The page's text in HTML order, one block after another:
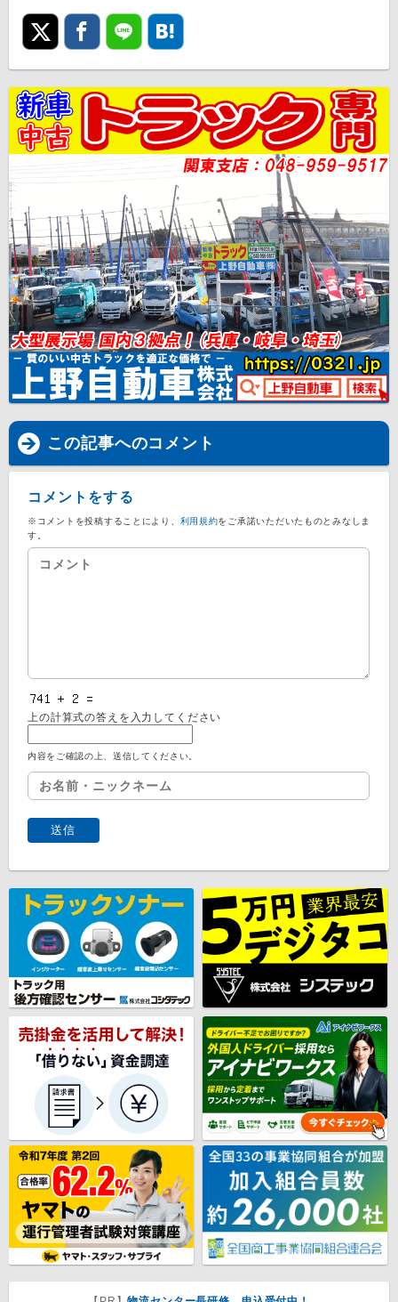
この記事へのコメント
コメントをする
※コメントを投稿することにより、 利用規約をご承諾いただいたものとみなしま
す。
上の計算式の答えを入力してください
内容をご確認の上、送信してください。